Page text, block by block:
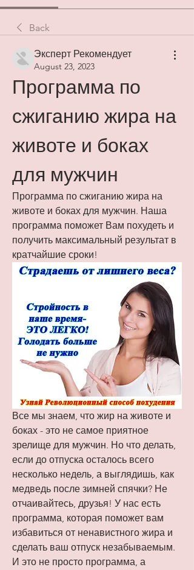
Back
Эксперт Рекомендует
August 23, 2023
Программа по
сжиганию жира на
животе и боках
для мужчин
Программа по сжиганию жира на
животе и боках для мужчин. Наша
программа поможет Вам похудеть и
получить максимальный результат в
кратчайшие сроки!
Все мы знаем, что жир на животе и
боках - это не самое приятное
зрелище для мужчин. Но что делать,
если до отпуска осталось всего
несколько недель, а выглядишь, как
медведь после зимней спячки? Не
отчаивайтесь, друзья! У нас есть
программа, которая поможет вам
избавиться от ненавистного жира и
сделать ваш отпуск незабываемым.
И это не просто программа, а